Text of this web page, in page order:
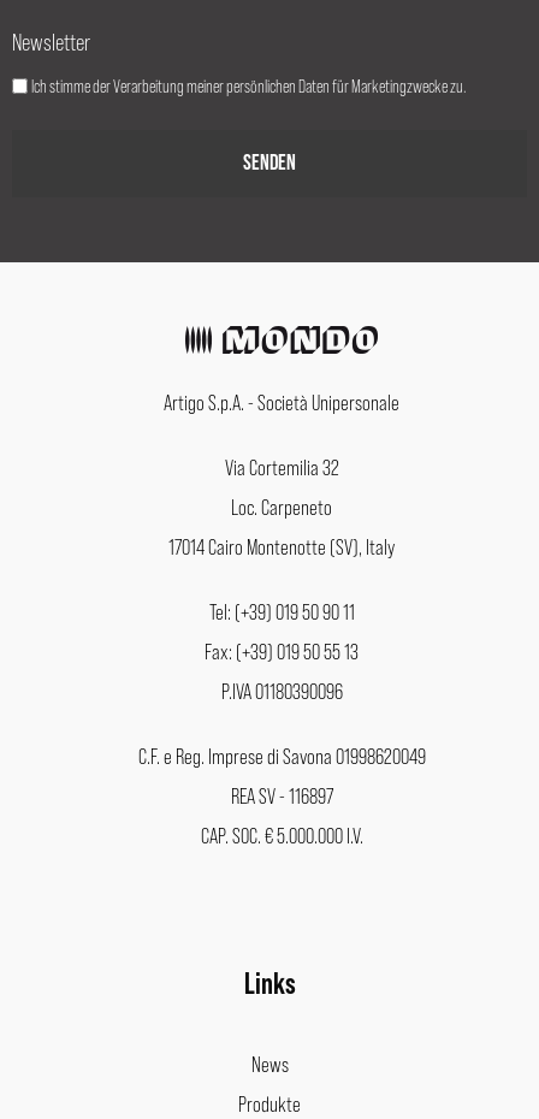
Newsletter
Ich stimme der Verarbeitung meiner persönlichen Daten für Marketingzwecke zu.
Artigo S.p.A. - Società Unipersonale
Via Cortemilia 32
Loc. Carpeneto
17014 Cairo Montenotte (SV), Italy
Tel: (+39) 019 50 90 11
Fax: (+39) 019 50 55 13
P.IVA 01180390096
C.F. e Reg. Imprese di Savona 01998620049
REA SV - 116897
CAP. SOC. € 5.000.000 I.V.
Links
News
Produkte